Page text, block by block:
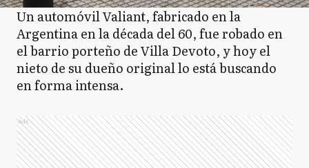
Un automóvil Valiant, fabricado en la
Argentina en la década del 60, fue robado en
el barrio porteño de Villa Devoto, y hoy el
nieto de su dueño original lo está buscando
en forma intensa.
Ads